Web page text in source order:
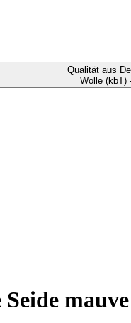
Qualität aus
Wolle (kbT)
mauve